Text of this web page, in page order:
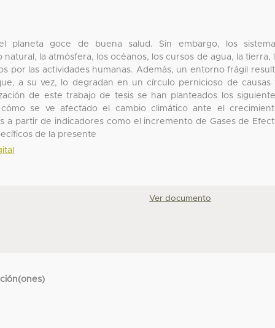
planeta goce de buena salud. Sin embargo, los
la atmósfera, los océanos, los cursos de agua, la tierra,
por las actividades humanas. Además, un entorno frágil
a su vez, lo degradan en un círculo pernicioso de causas
de este trabajo de tesis se han planteados los
se ve afectado el cambio climático ante el
a partir de indicadores como el incremento de Gases de
de la presente
Ver documento